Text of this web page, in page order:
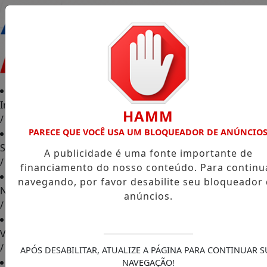
Início
/
Sociais
/
Notícias
/
Vídeos
/
HAMM
PARECE QUE VOCÊ USA UM BLOQUEADOR DE ANÚNCIOS
A publicidade é uma fonte importante de
financiamento do nosso conteúdo. Para
navegando, por favor desabilite seu bloqueador
anúncios.
APÓS DESABILITAR, ATUALIZE A PÁGINA PARA CONTINUAR
NAVEGAÇÃO!